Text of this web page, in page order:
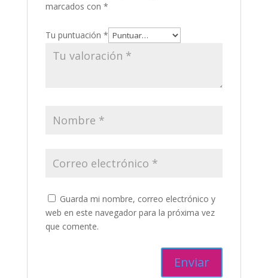
marcados con *
Tu puntuación *
Guarda mi nombre, correo electrónico y
web en este navegador para la próxima vez
que comente.